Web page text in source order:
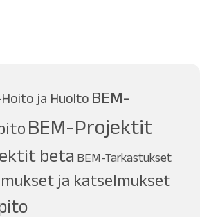
ja Huolto BEM-
BEM-Projektit
beta BEM-Tarkastukset
ja katselmukset